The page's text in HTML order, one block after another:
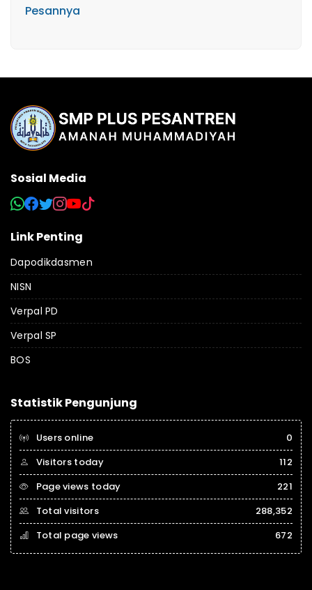
Pesannya
Sosial Media
Link Penting
Dapodikdasmen
NISN
Verpal PD
Verpal SP
BOS
Statistik Pengunjung
Users online
0
Visitors today
112
Page views today
221
Total visitors
288,352
Total page views
672